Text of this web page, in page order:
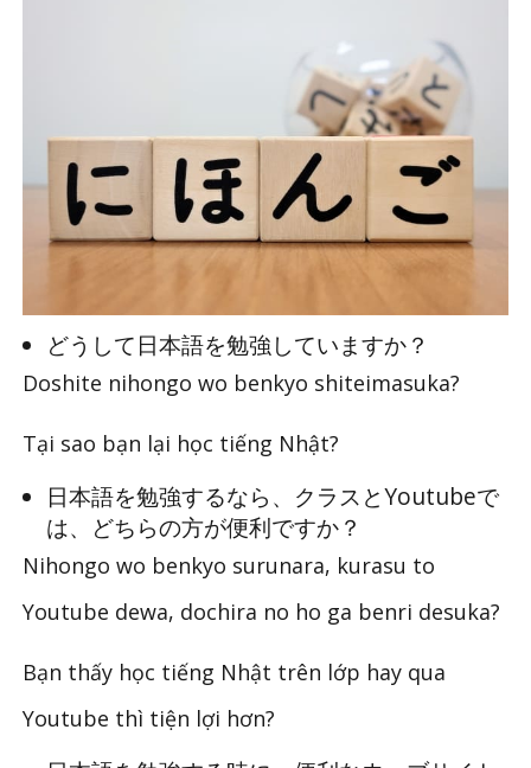
どうして日本語を勉強していますか？
Doshite nihongo wo benkyo shiteimasuka?
Tại sao bạn lại học tiếng Nhật?
日本語を勉強するなら、クラスとYoutubeで
は、どちらの方が便利ですか？
Nihongo wo benkyo surunara, kurasu to
Youtube dewa, dochira no ho ga benri desuka?
Bạn thấy học tiếng Nhật trên lớp hay qua
Youtube thì tiện lợi hơn?